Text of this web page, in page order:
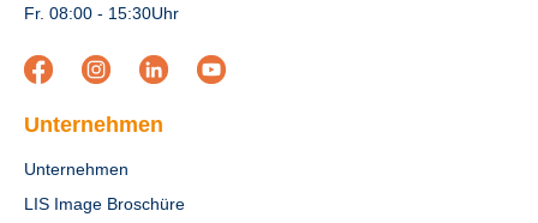
Fr. 08:00 - 15:30Uhr
Unternehmen
Unternehmen
LIS Image Broschüre